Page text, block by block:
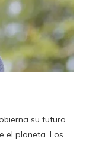
su futuro.
el planeta. Los